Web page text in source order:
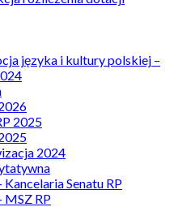
języka i kultury polskiej –
2025
2024
Kancelaria Senatu RP
MSZ RP